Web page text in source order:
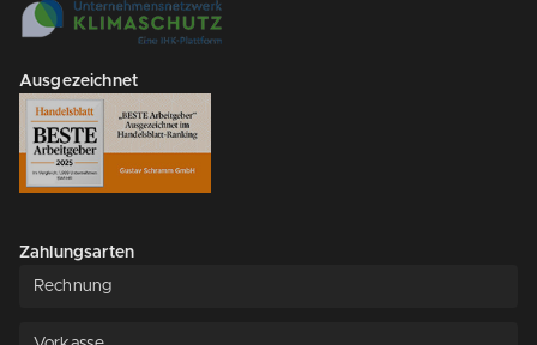
Ausgezeichnet
Zahlungsarten
Rechnung